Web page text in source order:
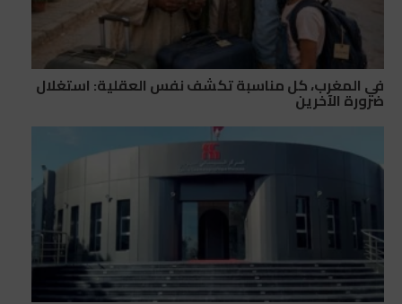
في المغرب، كل مناسبة تكشف نفس العقلية: استغلال
ضرورة الآخرين